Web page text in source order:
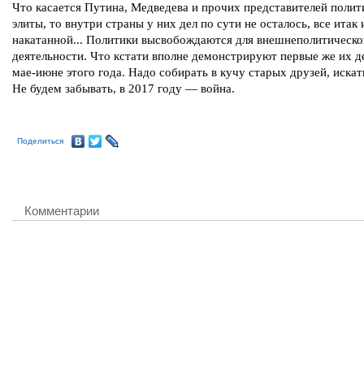
Что касается Путина, Медведева и прочих представителей
элиты, то внутри страны у них дел по сути не осталось, все итак
накатанной... Политики высвобождаются для
деятельности. Что кстати вполне демонстрируют первые же их
мае-июне этого года. Надо собирать в кучу старых друзей,
Не будем забывать, в 2017 году — война.
Поделиться
Комментарии